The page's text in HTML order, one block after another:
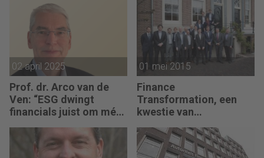
niet altijd betekent dat
je ook gelijk krijgt.”
02 april 2025
Prof. dr. Arco van de
Ven: “ESG dwingt
financials juist om méér
01 mei 2015
Finance
Transformation, een
kwestie van
outsourcen?